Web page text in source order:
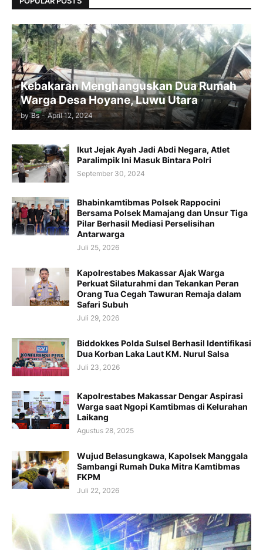
Kebakaran Menghanguskan Dua Rumah
Warga Desa Hoyane, Luwu Utara
by Bs - April 12, 2024
Ikut Jejak Ayah Jadi Abdi Negara, Atlet
Paralimpik Ini Masuk Bintara Polri
September 30, 2024
Bhabinkamtibmas Polsek Rappocini
Bersama Polsek Mamajang dan Unsur Tiga
Pilar Berhasil Mediasi Perselisihan
Antarwarga
Juli 25, 2026
Kapolrestabes Makassar Ajak Warga
Perkuat Silaturahmi dan Tekankan Peran
Orang Tua Cegah Tawuran Remaja dalam
Safari Subuh
Juli 29, 2026
Biddokkes Polda Sulsel Berhasil Identifikasi
Dua Korban Laka Laut KM. Nurul Salsa
Juli 23, 2026
Kapolrestabes Makassar Dengar Aspirasi
Warga saat Ngopi Kamtibmas di Kelurahan
Laikang
Agustus 28, 2025
Wujud Belasungkawa, Kapolsek Manggala
Sambangi Rumah Duka Mitra Kamtibmas
FKPM
Juli 22, 2026